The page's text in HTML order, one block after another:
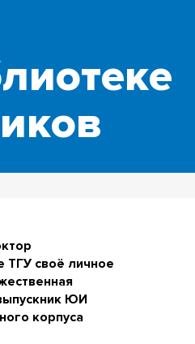
ТГУ своё личное
ЮИ
корпуса